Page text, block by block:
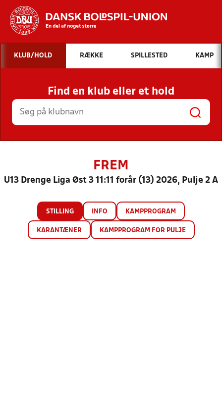
Hvad vil du søge efter?
INDHOLD OG NYHEDER
STILLINGER, RESULTATER, KLUBBER OG
HOLD
KLUB/HOLD RÆKKE SPILLESTED KAMP
Find en klub eller et hold
FREM
U13 Drenge Liga Øst 3 11:11 forår (13) 2026, Pulje 2 A
STILLING INFO KAMPPROGRAM
KARANTÆNER KAMPPROGRAM FOR PULJE